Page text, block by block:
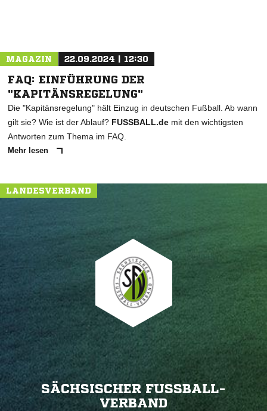
MAGAZIN 22.09.2024 | 12:30
FAQ: EINFÜHRUNG DER
"KAPITÄNSREGELUNG"
Die "Kapitänsregelung" hält Einzug in deutschen Fußball. Ab wann
gilt sie? Wie ist der Ablauf? FUSSBALL.de mit den wichtigsten
Antworten zum Thema im FAQ.
Mehr lesen
LANDESVERBAND
SÄCHSISCHER FUSSBALL-V
ERBAND